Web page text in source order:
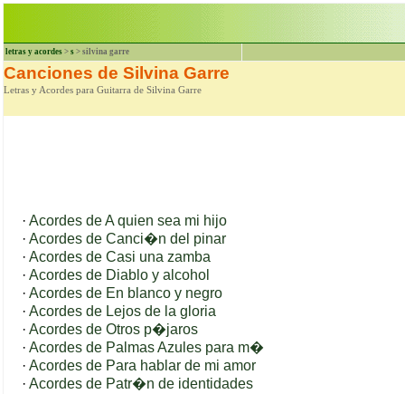
letras y acordes > s > silvina garre
Canciones de Silvina Garre
Letras y Acordes para Guitarra de Silvina Garre
· Acordes de A quien sea mi hijo
· Acordes de Canci�n del pinar
· Acordes de Casi una zamba
· Acordes de Diablo y alcohol
· Acordes de En blanco y negro
· Acordes de Lejos de la gloria
· Acordes de Otros p�jaros
· Acordes de Palmas Azules para m�
· Acordes de Para hablar de mi amor
· Acordes de Patr�n de identidades